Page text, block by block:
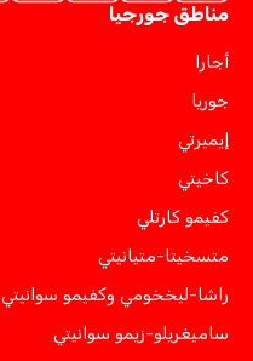
مناطق جورجيا
أجارا
جوريا
إيميرتي
كاخيتي
كفيمو كارتلي
متسخيتا-متيانيتي
راشا-ليخخومي وكفيمو سوانيتي
ساميغريلو-زيمو سوانيتي